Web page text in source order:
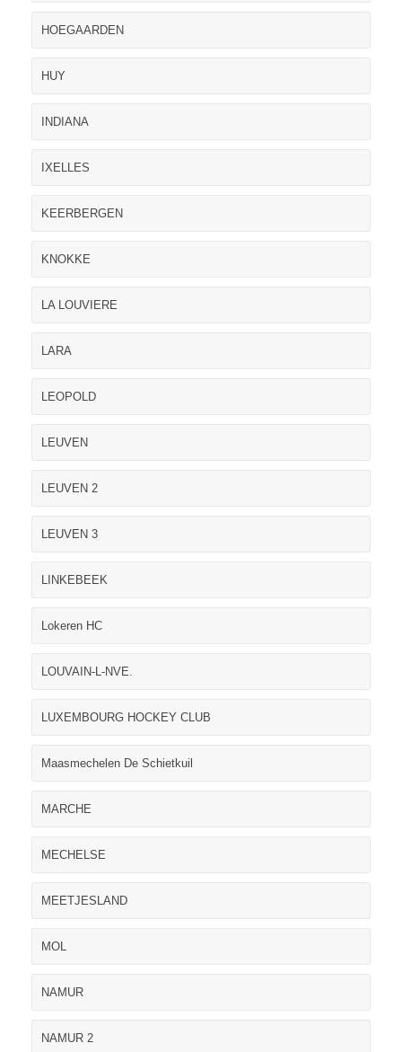
HOEGAARDEN
HUY
INDIANA
IXELLES
KEERBERGEN
KNOKKE
LA LOUVIERE
LARA
LEOPOLD
LEUVEN
LEUVEN 2
LEUVEN 3
LINKEBEEK
Lokeren HC
LOUVAIN-L-NVE.
LUXEMBOURG HOCKEY CLUB
Maasmechelen De Schietkuil
MARCHE
MECHELSE
MEETJESLAND
MOL
NAMUR
NAMUR 2